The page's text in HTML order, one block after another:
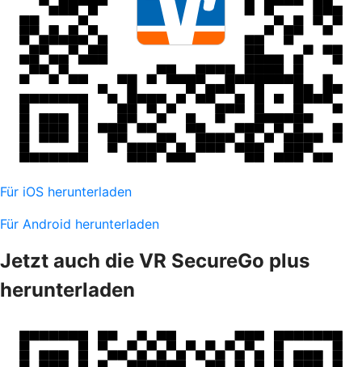
Für iOS herunterladen
Für Android herunterladen
Jetzt auch die VR SecureGo plus
herunterladen